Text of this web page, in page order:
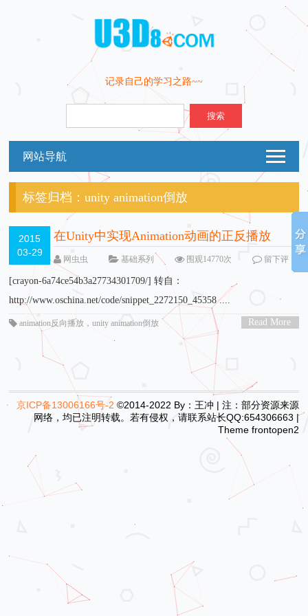
记录自己的学习之路~~
搜索
网站导航
标签归档：unity animation倒放
2015
03-29
在Unity中实现Animation动画的正反播放
网虫虫 基础系列 围观14770次
留下评
论
[crayon-6a74ce54b3a27734301709/] 转自：
http://www.oschina.net/code/snippet_2272150_45358 ....
Read More
animation反向播放 ，unity animation倒放
京ICP备13006166号-2 ©2014-2022 By：王冲 | 注：部分资源来源
网络，均已注明转载。若有侵权，请联系站长QQ:654306663 |
Theme frontopen2